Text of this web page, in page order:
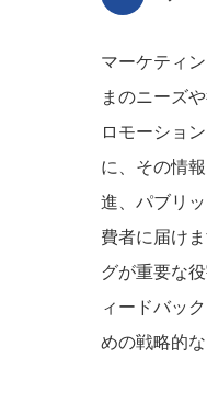
マーケティ
まのニーズ
ロモーショ
に、その情
進、パブリ
費者に届け
グが重要な
ィードバッ
めの戦略的